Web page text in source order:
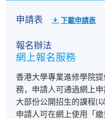
申請表 下載申請表
報名辦法
網上報名服務
香港大學專業進修學院
務，申請人可通過網上
大部份公開招生的課程(
申請人可在網上使用「